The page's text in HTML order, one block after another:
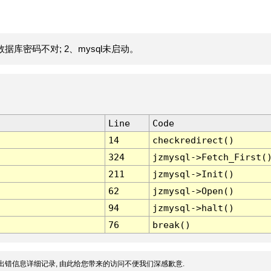
库密码不对; 2、mysql未启动。
Line
Code
14
checkredirect()
324
jzmysql-
211
jzmysql->Init()
62
jzmysql->Open()
94
jzmysql->halt()
76
break()
错信息详细记录, 由此给您带来的访问不便我们深感歉意.